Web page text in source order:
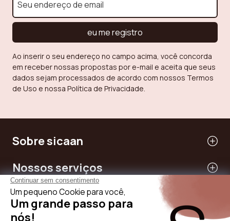
eu me registro
Ao inserir o seu endereço no campo acima, você concorda
em receber nossas propostas por e-mail e aceita que seus
dados sejam processados de acordo com nossos Termos
de Uso e nossa Política de Privacidade.
Sobre sicaan
Nossos serviços
Precisar de ajuda